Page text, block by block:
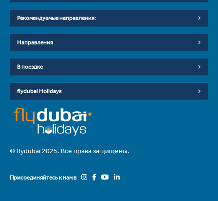
Рекомендуемые направления:
Направления
В поездке
flydubai Holidays
© flydubai 2025. Все права защищены.
Присоединяйтесь к нам в